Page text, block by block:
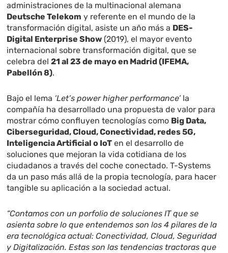
administraciones de la multinacional alemana
Deutsche Telekom y referente en el mundo de la
transformación digital, asiste un año más a DES-
Digital Enterprise Show (2019), el mayor evento
internacional sobre transformación digital, que se
celebra del21 al 23 de mayo en Madrid (IFEMA,
Pabellón 8).
Bajo el lema ‘Let’s power higher performance’la
compañía ha desarrollado una propuesta de valor para
mostrar cómo confluyen tecnologías como Big Data,
Ciberseguridad, Cloud, Conectividad, redes 5G,
Inteligencia Artificial o IoT en el desarrollo de
soluciones que mejoran la vida cotidiana de los
ciudadanos a través del coche conectado. T-Systems
da un paso más allá de la propia tecnología, para hacer
tangible su aplicación a la sociedad actual.
“Contamos con un porfolio de soluciones IT que se
asienta sobre lo que entendemos son los 4 pilares de la
era tecnológica actual: Conectividad, Cloud, Seguridad
y Digitalización. Estas son las tendencias tractoras que